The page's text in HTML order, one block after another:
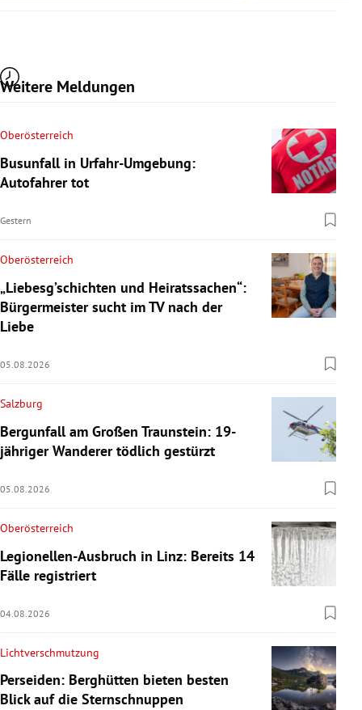
Weitere Meldungen
Oberösterreich
Busunfall in Urfahr-Umgebung:
Autofahrer tot
Gestern
Oberösterreich
„Liebesg’schichten und Heiratssachen“:
Bürgermeister sucht im TV nach der
Liebe
05.08.2026
Salzburg
Bergunfall am Großen Traunstein: 19-
jähriger Wanderer tödlich gestürzt
05.08.2026
Oberösterreich
Legionellen-Ausbruch in Linz: Bereits 14
Fälle registriert
04.08.2026
Lichtverschmutzung
Perseiden: Berghütten bieten besten
Blick auf die Sternschnuppen